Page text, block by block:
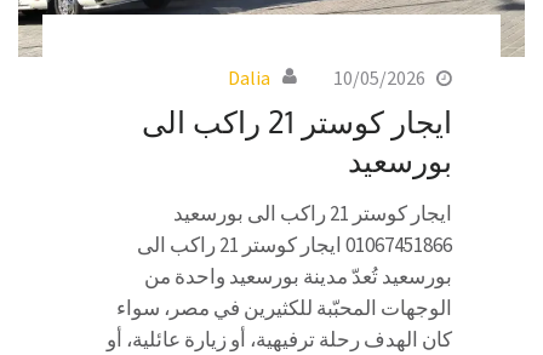
10/05/2026
Dalia
ايجار كوستر 21 راكب الى
بورسعيد
ايجار كوستر 21 راكب الى بورسعيد
01067451866 ايجار كوستر 21 راكب الى
بورسعيد تُعدّ مدينة بورسعيد واحدة من
الوجهات المحبّبة للكثيرين في مصر، سواء
كان الهدف رحلة ترفيهية، أو زيارة عائلية، أو